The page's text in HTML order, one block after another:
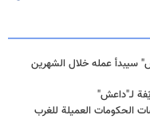
سيبدأ عمله خلال الشهرين
لـ"داعش"
الحكومات العميلة للغرب